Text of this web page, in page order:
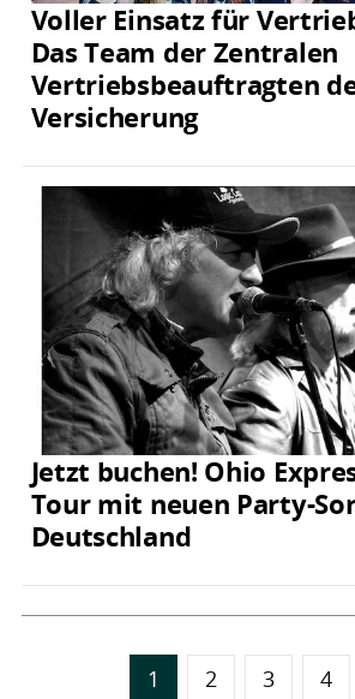
Voller Einsatz für
Das Team der Zentralen
Vertriebsbeauftragten
Versicherung
Jetzt buchen! Ohio
Tour mit neuen Party-
Deutschland
1 2 3 4